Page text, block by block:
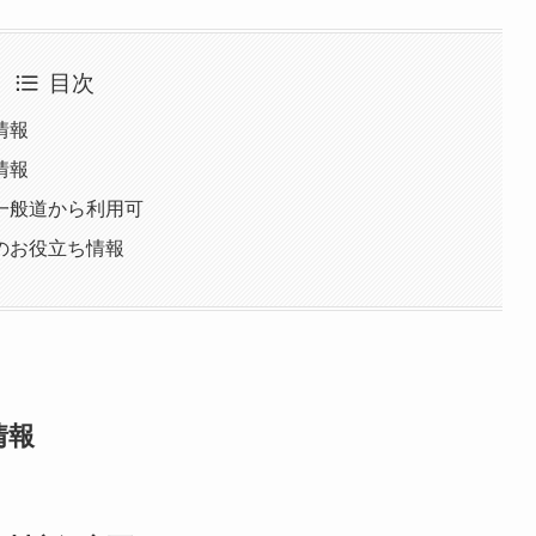
目次
報
報
般道から利用可
お役立ち情報
報